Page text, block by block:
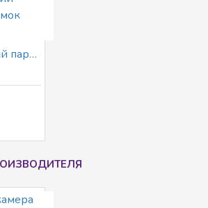
Автоматический парковочный замок ZKTeco Plock 1